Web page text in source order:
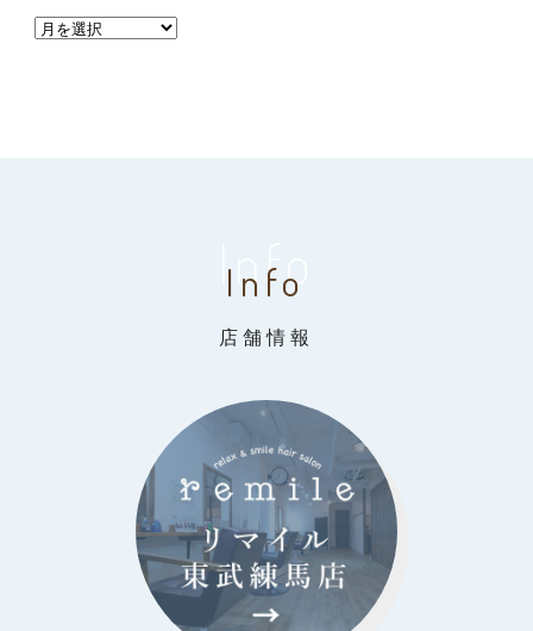
Info
Info
店舗情報